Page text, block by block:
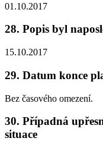
01.10.2017
28. Popis byl
15.10.2017
29. Datum konce
Bez časového omezení.
30. Případná
situace